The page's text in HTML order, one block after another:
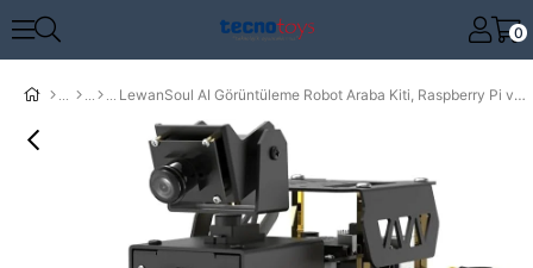
0
LewanSoul AI Görüntüleme Robot Araba Kiti, Raspberry Pi ve TurboPi için Kodlama Robot Kiti